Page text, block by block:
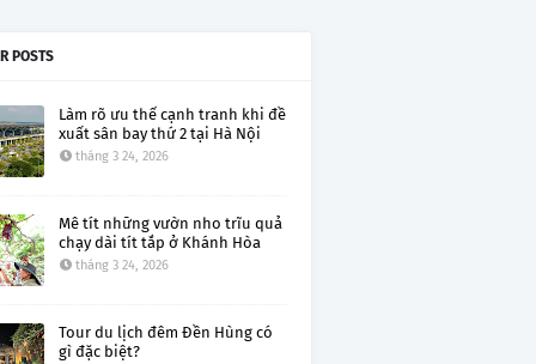
POSTS
Làm rõ ưu thế cạnh tranh khi đề
xuất sân bay thứ 2 tại Hà Nội
tháng 3 24, 2026
Mê tít những vườn nho trĩu quả
chạy dài tít tắp ở Khánh Hòa
tháng 3 24, 2026
Tour du lịch đêm Đền Hùng có
gì đặc biệt?